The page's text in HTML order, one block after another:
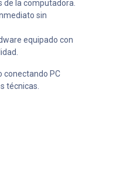
de la computadora.
sin
equipado con
conectando PC
técnicas.